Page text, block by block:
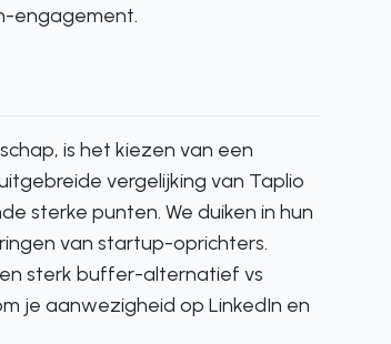
engagement.
is het kiezen van een
vergelijking van Taplio
sterke punten. We duiken in hun
van startup-oprichters.
sterk buffer-alternatief vs
je aanwezigheid op LinkedIn en